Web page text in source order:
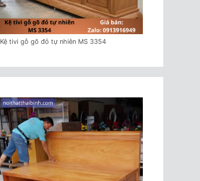
Kệ tivi gỗ gõ đỏ tự nhiên MS 3354